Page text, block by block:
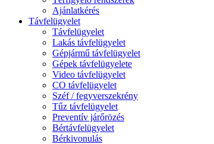
Ajánlatkérés
Távfelügyelet
Távfelügyelet
Lakás távfelügyelet
Gépjármű távfelügyelet
Gépek távfelügyelete
Video távfelügyelet
CO távfelügyelet
Széf / fegyverszekrény
Tűz távfelügyelet
Preventív járőrözés
Bértávfelügyelet
Bérkivonulás